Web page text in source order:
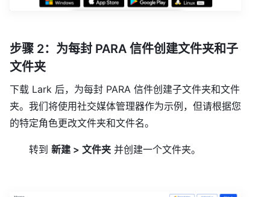
步骤 2：为每封 PARA 信件创建文件夹和子
文件夹
下载 Lark 后，为每封 PARA 信件创建子文件夹和文件
夹。我们将使用社交媒体管理器作为示例，但请根据您
的特定角色更改文件夹和文件名。
转到 新建 > 文件夹 并创建一个文件夹。